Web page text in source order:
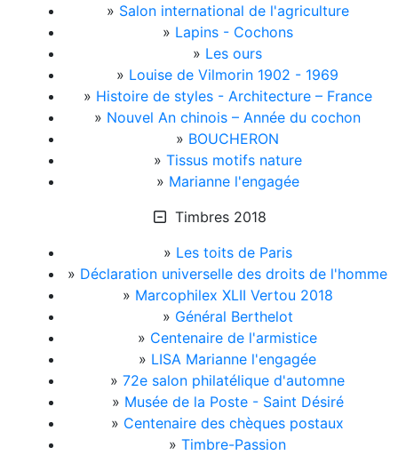
» Salon international de l'agriculture
» Lapins - Cochons
» Les ours
» Louise de Vilmorin 1902 - 1969
» Histoire de styles - Architecture – France
» Nouvel An chinois – Année du cochon
» BOUCHERON
» Tissus motifs nature
» Marianne l'engagée
Timbres 2018
» Les toits de Paris
» Déclaration universelle des droits de l'homme
» Marcophilex XLII Vertou 2018
» Général Berthelot
» Centenaire de l'armistice
» LISA Marianne l'engagée
» 72e salon philatélique d'automne
» Musée de la Poste - Saint Désiré
» Centenaire des chèques postaux
» Timbre-Passion